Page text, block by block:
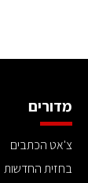
מדורים
צ'אט הכתבים
בחזית החדשות